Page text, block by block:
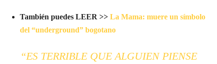
También puedes LEER >> La Mama: muere un símbolo
del “underground” bogotano
“ES TERRIBLE QUE ALGUIEN PIENSE